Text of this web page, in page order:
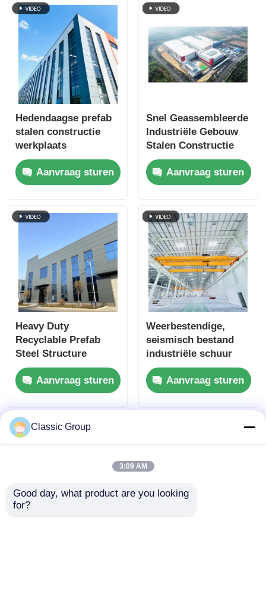
Hedendaagse prefab
stalen constructie
werkplaats
magazijngebouwen
Aanvraag sturen
Snel Geassembleerde
Industriële Gebouw
Stalen Constructie
Geprefabriceerde
Schuur Op Maat
Aanvraag sturen
Heavy Duty
Recyclable Prefab
Steel Structure
Fabricatie
Aardbevingsbestendige
Aanvraag sturen
Weerbestendige,
seismisch bestand
industriële schuur
staalstructuur
pakhuis portaal frame
schuur
Aanvraag sturen
Classic Group
3:09 AM
Good day, what product are you looking
for?